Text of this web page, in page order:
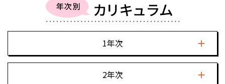
1年次
2年次